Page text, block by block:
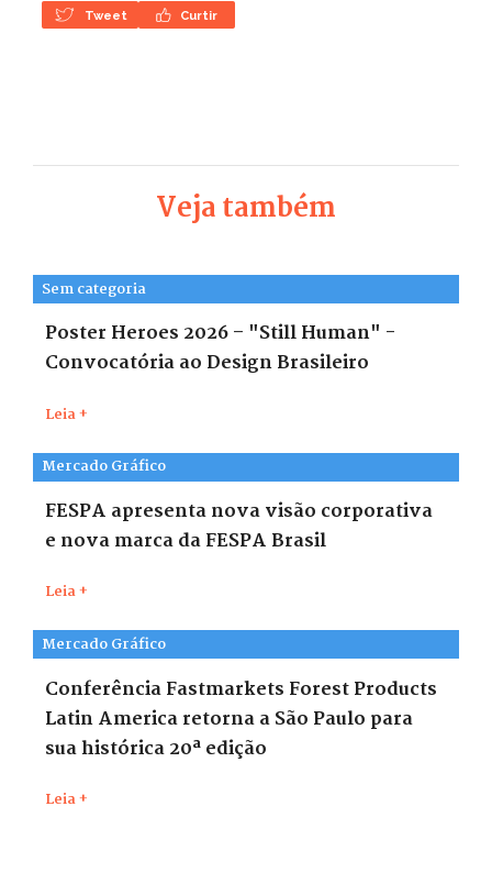
Tweet Curtir
Veja também
Sem categoria
Poster Heroes 2026 – "Still Human" -
Convocatória ao Design Brasileiro
Leia +
Mercado Gráfico
FESPA apresenta nova visão corporativa
e nova marca da FESPA Brasil
Leia +
Mercado Gráfico
Conferência Fastmarkets Forest Products
Latin America retorna a São Paulo para
sua histórica 20ª edição
Leia +